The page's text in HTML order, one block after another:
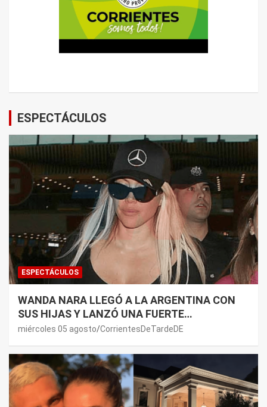
ESPECTÁCULOS
ESPECTÁCULOS
WANDA NARA LLEGÓ A LA ARGENTINA CON
SUS HIJAS Y LANZÓ UNA FUERTE
PREMONICIÓN SOBRE MAURO ICARDI
miércoles 05 agosto CorrientesDeTardeDE